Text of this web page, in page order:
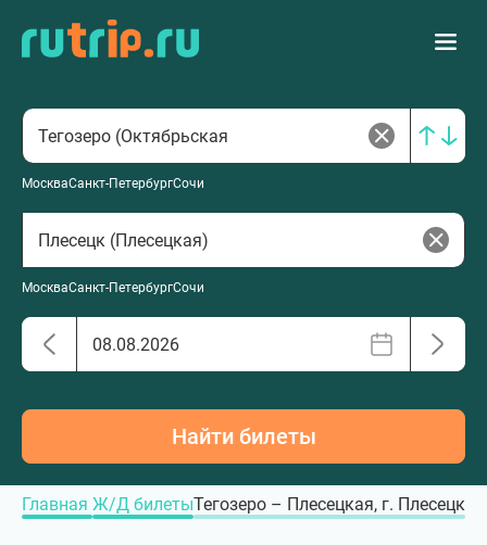
МоскваСанкт-ПетербургСочи
МоскваСанкт-ПетербургСочи
Найти билеты
Главная Ж/Д билетыТегозеро – Плесецкая, г. Плесецк